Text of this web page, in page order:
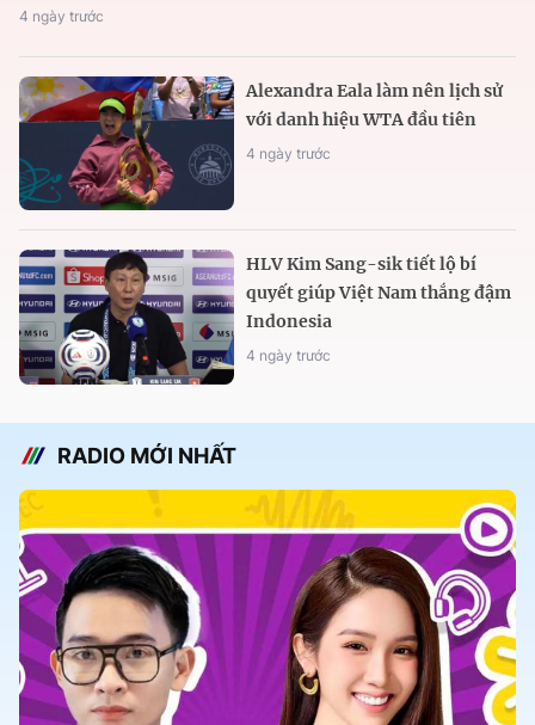
4 ngày trước
Alexandra Eala làm nên lịch sử
với danh hiệu WTA đầu tiên
4 ngày trước
HLV Kim Sang-sik tiết lộ bí
quyết giúp Việt Nam thắng đậm
Indonesia
4 ngày trước
RADIO MỚI NHẤT